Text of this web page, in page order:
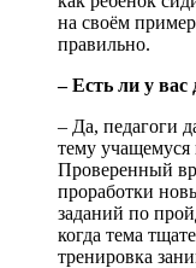
на своём
правильно.
– Есть ли у вас
– Да, педагоги
тему учащемуся
Проверенный
проработки
заданий по
когда тема
тренировка